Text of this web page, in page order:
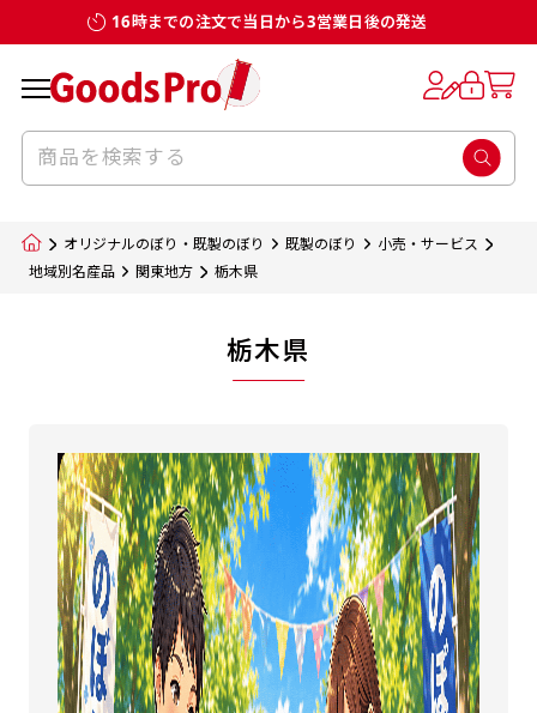
16時までの注文で当日から3営業日後の発送
オリジナルのぼり・既製のぼり 既製のぼり
小売・サービス
地域別名産品
関東地方 栃木県
栃木県